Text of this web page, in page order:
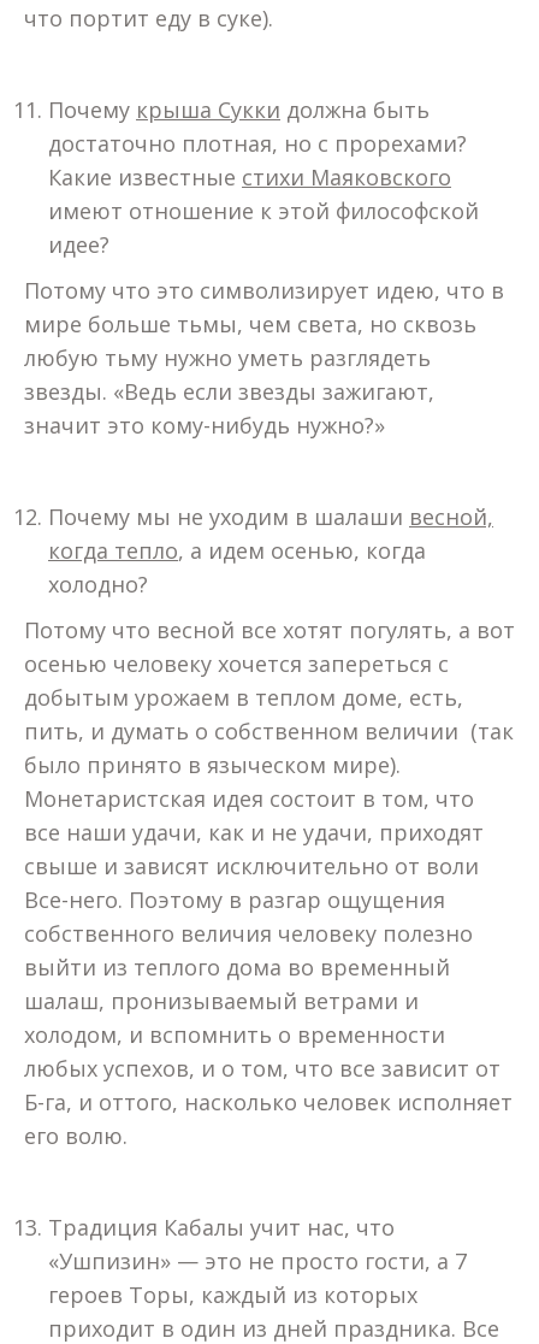
что портит еду в суке).
Почему крыша Сукки должна быть
достаточно плотная, но с прорехами?
Какие известные стихи Маяковского
имеют отношение к этой философской
идее?
Потому что это символизирует идею, что в
мире больше тьмы, чем света, но сквозь
любую тьму нужно уметь разглядеть
звезды. «Ведь если звезды зажигают,
значит это кому-нибудь нужно?»
Почему мы не уходим в шалаши весной,
когда тепло, а идем осенью, когда
холодно?
Потому что весной все хотят погулять, а вот
осенью человеку хочется запереться с
добытым урожаем в теплом доме, есть,
пить, и думать о собственном величии (так
было принято в языческом мире).
Монетаристская идея состоит в том, что
все наши удачи, как и не удачи, приходят
свыше и зависят исключительно от воли
Все-него. Поэтому в разгар ощущения
собственного величия человеку полезно
выйти из теплого дома во временный
шалаш, пронизываемый ветрами и
холодом, и вспомнить о временности
любых успехов, и о том, что все зависит от
Б-га, и оттого, насколько человек исполняет
его волю.
Традиция Кабалы учит нас, что
«Ушпизин» — это не просто гости, а 7
героев Торы, каждый из которых
приходит в один из дней праздника. Все